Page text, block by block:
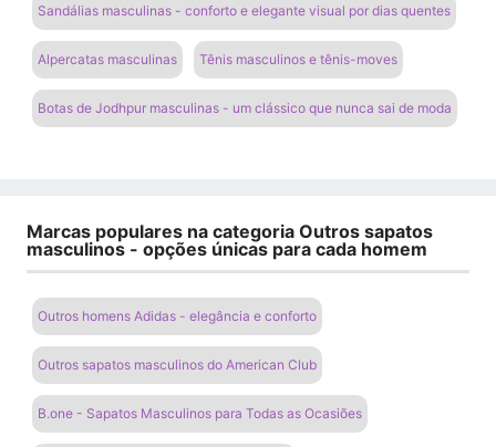
Sandálias masculinas - conforto e elegante visual por dias quentes
Alpercatas masculinas Tênis masculinos e tênis-moves
Botas de Jodhpur masculinas - um clássico que nunca sai de moda
Marcas populares na categoria Outros sapatos
masculinos - opções únicas para cada homem
Outros homens Adidas - elegância e conforto
Outros sapatos masculinos do American Club
B.one - Sapatos Masculinos para Todas as Ocasiões